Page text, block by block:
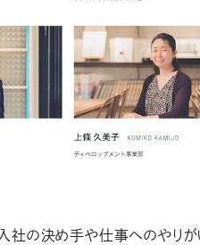
社の決め手や仕事へのやりが